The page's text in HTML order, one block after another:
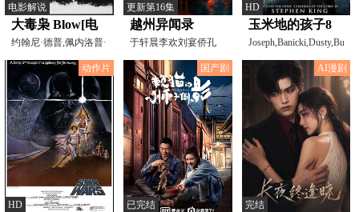
电影解说
大毒枭 Blow[电
影解说]
约翰尼·德普,佩内洛普·
克鲁兹,弗朗卡·波
更新第16集
越州异闻录
于轩晨李欢刘宴侨孔
宇翀段秋钰杨雨橙王
筱涵
HD
玉米地的孩子8
动作片
HD
国产剧
已完结
AI漫剧
完结